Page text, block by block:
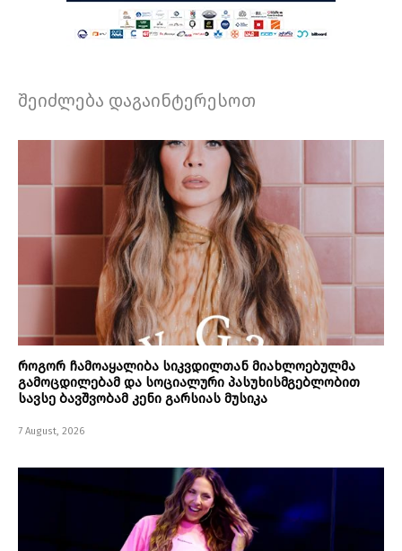
შეიძლება დაგაინტერესოთ
როგორ ჩამოაყალიბა სიკვდილთან მიახლოებულმა
გამოცდილებამ და სოციალური პასუხისმგებლობით
სავსე ბავშვობამ კენი გარსიას მუსიკა
7 August, 2026